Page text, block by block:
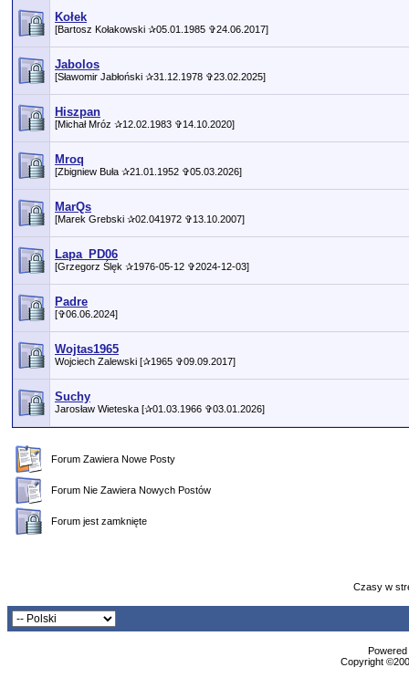
Kołek
[Bartosz Kołakowski ✰05.01.1985 ✞24.06.2017]
Jabolos
[Sławomir Jabłoński ✰31.12.1978 ✞23.02.2025]
Hiszpan
[Michał Mróz ✰12.02.1983 ✞14.10.2020]
Mroq
[Zbigniew Buła ✰21.01.1952 ✞05.03.2026]
MarQs
[Marek Grebski ✰02.041972 ✞13.10.2007]
Lapa_PD06
[Grzegorz Ślęk ✰1976-05-12 ✞2024-12-03]
Padre
[✞06.06.2024]
Wojtas1965
Wojciech Zalewski [✰1965 ✞09.09.2017]
Suchy
Jarosław Wieteska [✰01.03.1966 ✞03.01.2026]
Forum Zawiera Nowe Posty
Forum Nie Zawiera Nowych Postów
Forum jest zamknięte
Czasy w
Copyright